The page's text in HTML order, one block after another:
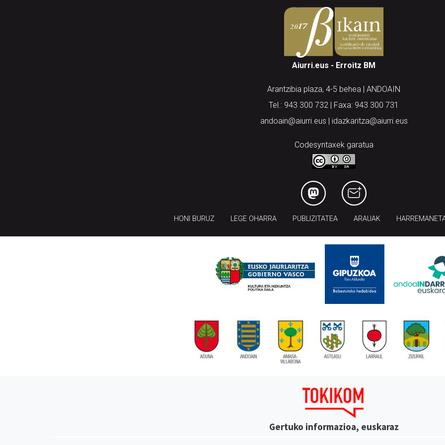
Aiurri.eus - Erroitz BM
Arantzibia plaza, 4-5 behea | ANDOAIN
Tel.: 943 300 732 | Faxa: 943 300 731
andoain@aiurri.eus | idazkaritza@aiurri.eus
Codesyntaxek garatua
HONI BURUZ LEGE OHARRA PUBLIZITATEA ARAUAK
Gertuko informazioa, euskaraz